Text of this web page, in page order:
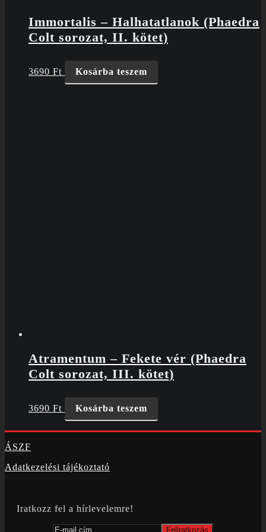
Immortalis – Halhatatlanok (Phaedra
Colt sorozat, II. kötet)
3690 Ft Kosárba teszem
Atramentum – Fekete vér (Phaedra
Colt sorozat, III. kötet)
3690 Ft Kosárba teszem
ÁSZF
Adatkezelési tájékoztató
Iratkozz fel a hírlevelemre!